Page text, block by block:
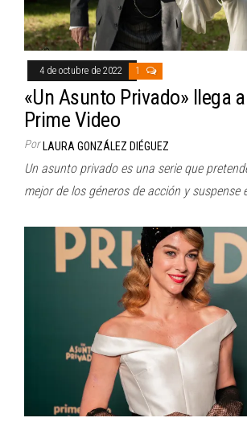
4 de octubre de 2022 1
«Un Asunto Privado» llega
Prime Video
Por LAURA GONZÁLEZ DIÉGUEZ
Un asunto privado es una serie que
mejor de los géneros de acción y suspense